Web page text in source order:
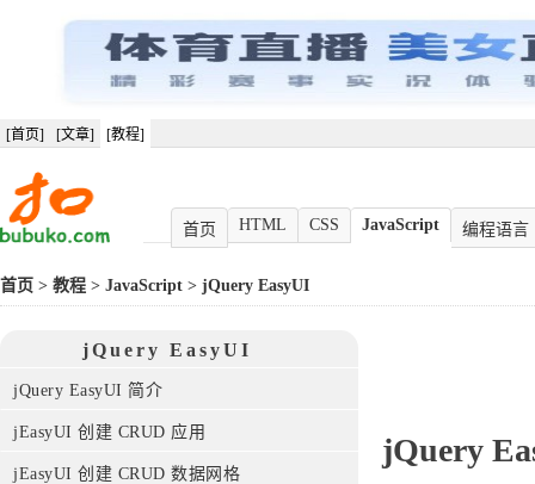
[首页] [文章] [教程]
首页 HTML CSS JavaScript 编程语言
首页 > 教程 > JavaScript > jQuery EasyUI
jQuery EasyUI
jQuery EasyUI 简介
jEasyUI 创建 CRUD 应用
jEasyUI 创建 CRUD 数据网格
jQuery